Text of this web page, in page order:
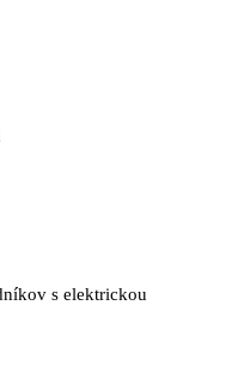
s elektrickou